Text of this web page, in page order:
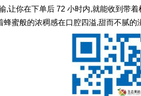
,让你在下单后 72 小时内,就能收到带
蜂蜜般的浓稠感在口腔四溢,甜而不腻